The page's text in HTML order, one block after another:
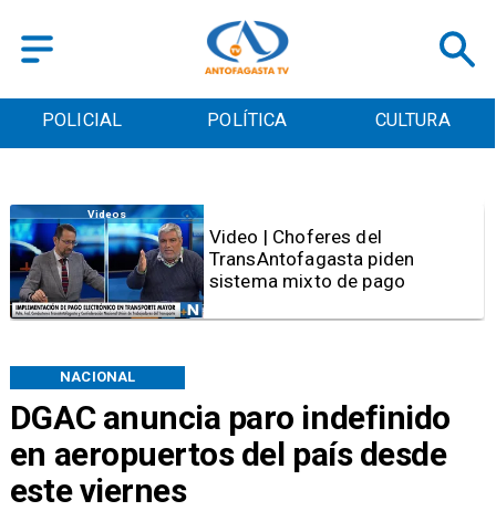
POLICIAL POLÍTICA CULTURA
DGAC anuncia paro indefinido
en aeropuertos del país desde
este viernes
NACIONAL
Antofagasta
SERNAC oficia a Bipay tras
reclamos por cobros irregulares
en el transporte público de
Antofagasta